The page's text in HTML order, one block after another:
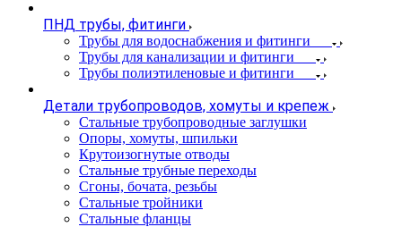
ПНД трубы, фитинги
Трубы для водоснабжения и фитинги
Трубы для канализации и фитинги
Трубы полиэтиленовые и фитинги
Детали трубопроводов, хомуты и крепеж
Стальные трубопроводные заглушки
Опоры, хомуты, шпильки
Крутоизогнутые отводы
Стальные трубные переходы
Сгоны, бочата, резьбы
Стальные тройники
Стальные фланцы